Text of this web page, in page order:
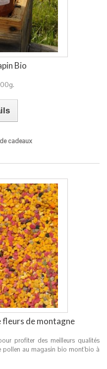
Bio
cadeaux
fleurs de montagne
profiter des meilleurs qualités
pollen au magasin bio mont'bio à